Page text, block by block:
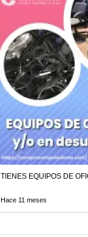
TIENES EQUIPOS DE
Hace 11 meses